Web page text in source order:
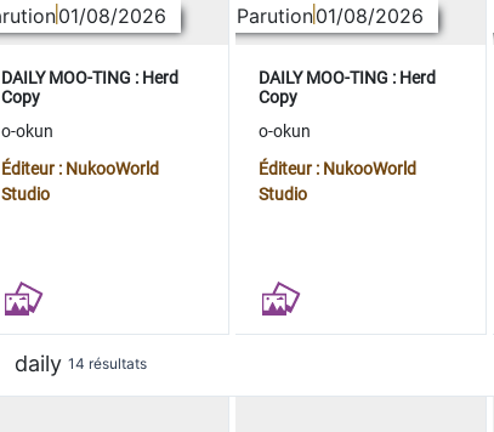
01/08/2026
DAILY MOO-TING : Herd
Copy
o-okun
Éditeur : NukooWorld
Studio
Parution01/08/2026
DAILY MOO-TING : Herd
Copy
o-okun
Éditeur : NukooWorld
Studio
daily 14 résultats